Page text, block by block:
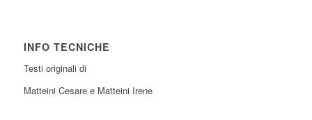
INFO TECNICHE
Testi originali di
Matteini Cesare e Matteini Irene